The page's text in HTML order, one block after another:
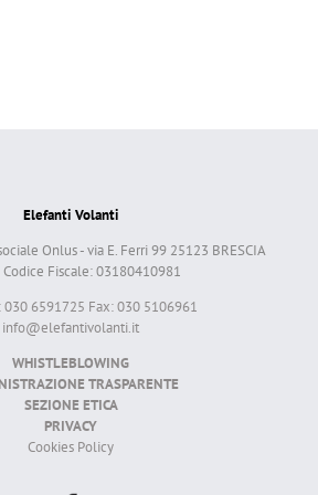
Elefanti Volanti
Onlus - via E. Ferri 99 25123 BRESCIA
Codice Fiscale: 03180410981
030 6591725 Fax: 030 5106961
info@elefantivolanti.it
WHISTLEBLOWING
TRASPARENTE
SEZIONE ETICA
PRIVACY
Cookies Policy